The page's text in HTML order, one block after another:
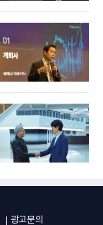
광고문의